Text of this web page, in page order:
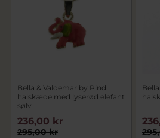
Bella & Valdemar by Pind
halskæde med lyserød elefant
sølv
295,00 kr
236,00 kr